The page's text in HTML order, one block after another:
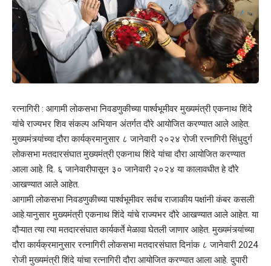
रत्नागिरी : आगामी लोकसभा निवडणुकीच्या पार्श्वभूमीवर मुख्यमंत्री एकनाथ शिंदे
यांचे राज्यभर शिव संकल्प अभियान अंतर्गत दौरे आयोजित करण्यात आले आहेत.
मुख्यमंत्र्यांच्या दौरा कार्यक्रमानुसार ८ जानेवारी २०२४ रोजी रत्नागिरी सिंधुदुर्ग
लोकसभा मतदारसंघात मुख्यमंत्री एकनाथ शिंदे यांचा दौरा आयोजित करण्यात
आला आहे. दि. ६ जानेवारीपासून ३० जानेवारी २०२४ या कालावधीत हे दौरे
आखण्यात आले आहेत.
आगामी लोकसभा निवडणुकीच्या पार्श्वभूमीवर सर्वच राजाकीय पक्षांनी कंबर कसली
आहे.यानुसार मुख्यमंत्री एकनाथ शिंदे यांचे राज्यभर दौरे आखण्यात आले आहेत. या
दौऱ्यात त्या त्या मतदारसंघात कार्यकर्ते मेळावा घेतली जाणार आहेत. मुख्यमंत्र्यांच्या
दौरा कार्यक्रमानुसार रत्नागिरी लोकसभा मतदारसंघात दिनांक ८ जानेवारी 2024
रोजी मुख्यमंत्री शिंदे यांचा रत्नागिरी दौरा आयोजित करण्यात आला आहे. दुपारी